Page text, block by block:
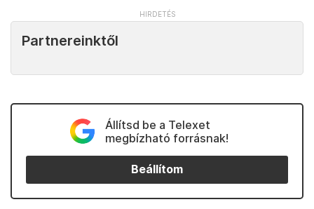
Partnereinktől
Állítsd be a Telexet
megbízható forrásnak!
Beállítom